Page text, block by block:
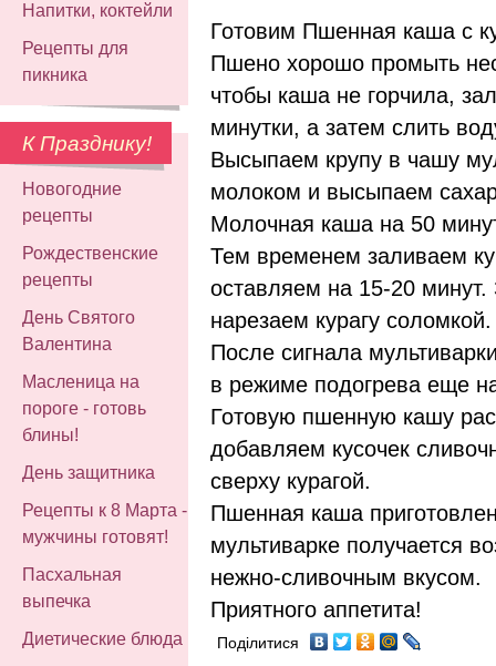
Напитки, коктейли
Рецепты для
пикника
К Празднику!
Новогодние
рецепты
Рождественские
рецепты
День Святого
Валентина
Масленица на
пороге - готовь
блины!
День защитника
Рецепты к 8 Марта -
мужчины готовят!
Пасхальная
выпечка
Диетические блюда
Готовим Пшенная каша с
Пшено хорошо промыть
чтобы каша не горчила,
минутки, а затем слить
Высыпаем крупу в чашу
молоком и высыпаем
Молочная каша на 50
Тем временем заливаем
оставляем на 15-20
нарезаем курагу соломкой.
После сигнала
в режиме подогрева еще
Готовую пшенную кашу
добавляем кусочек
сверху курагой.
Пшенная каша
мультиварке получается
нежно-сливочным вкусом.
Приятного аппетита!
Поділитися